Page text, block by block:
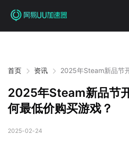
首页 资讯
2025年Steam新品节
2025年Steam新品节
何最低价购买游戏？
2025-02-24